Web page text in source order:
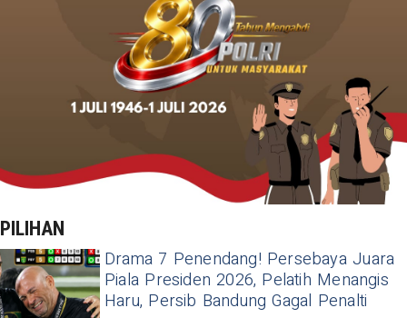
PILIHAN
Drama 7 Penendang! Persebaya Juara
Piala Presiden 2026, Pelatih Menangis
Haru, Persib Bandung Gagal Penalti